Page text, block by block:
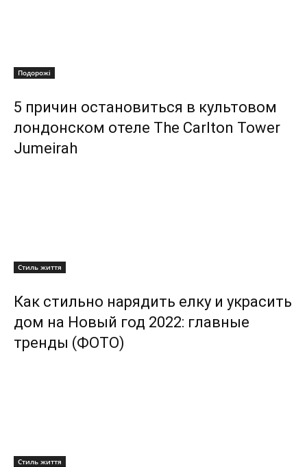
Подорожі
5 причин остановиться в культовом
лондонском отеле The Carlton Tower
Jumeirah
Стиль життя
Как стильно нарядить елку и украсить
дом на Новый год 2022: главные
тренды (ФОТО)
Стиль життя